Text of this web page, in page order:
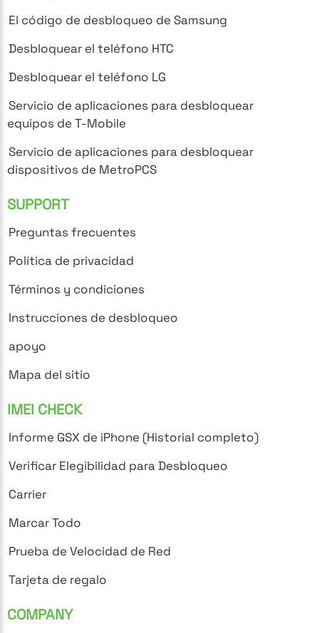
El código de desbloqueo de Samsung
Desbloquear el teléfono HTC
Desbloquear el teléfono LG
Servicio de aplicaciones para desbloquear
equipos de T-Mobile
Servicio de aplicaciones para desbloquear
dispositivos de MetroPCS
SUPPORT
Preguntas frecuentes
Política de privacidad
Términos y condiciones
Instrucciones de desbloqueo
apoyo
Mapa del sitio
IMEI CHECK
Informe GSX de iPhone (Historial completo)
Verificar Elegibilidad para Desbloqueo
Carrier
Marcar Todo
Prueba de Velocidad de Red
Tarjeta de regalo
COMPANY